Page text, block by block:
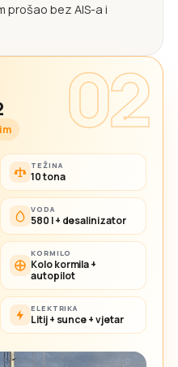
prošao bez AIS-a i
02
TEŽINA
10 tona
VODA
580 l + desalinizator
KORMILO
Kolo kormila +
autopilot
ELEKTRIKA
Litij + sunce + vjetar